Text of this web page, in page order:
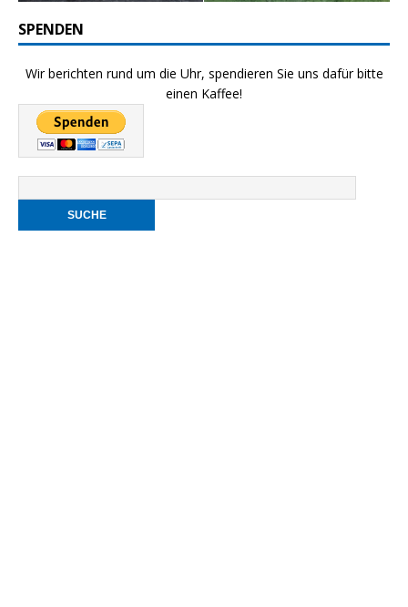
SPENDEN
Wir berichten rund um die Uhr, spendieren Sie uns dafür bitte
einen Kaffee!